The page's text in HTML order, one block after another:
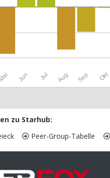
Jun Jul Aug Sep Okt
zu Starhub:
Peer-Group-Tabelle